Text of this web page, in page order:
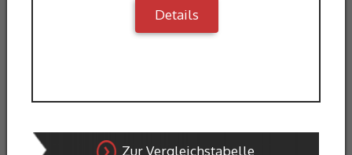
Details
Zur Vergleichstabelle